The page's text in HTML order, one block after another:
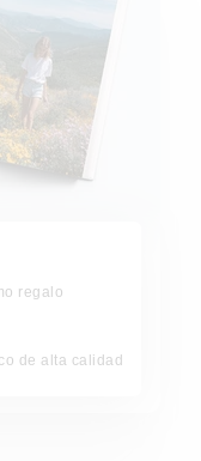
regalo
de alta calidad